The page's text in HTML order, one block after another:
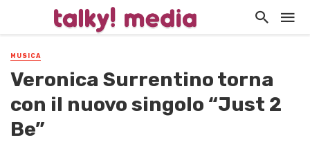
MUSICA
Veronica Surrentino torna
con il nuovo singolo “Just 2
Be”